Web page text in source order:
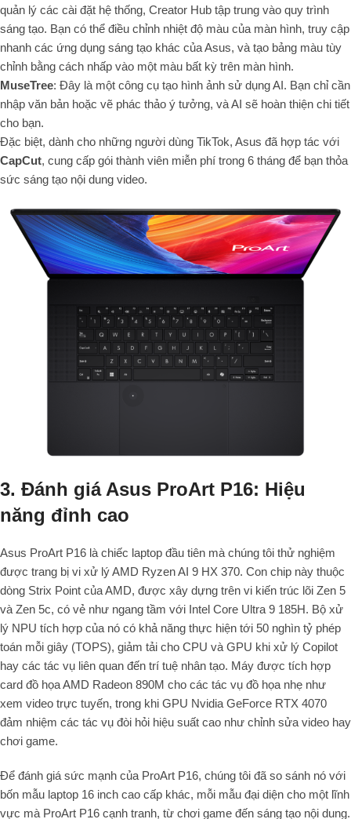
quản lý các cài đặt hệ thống, Creator Hub tập trung vào quy trình
sáng tạo. Bạn có thể điều chỉnh nhiệt độ màu của màn hình, truy cập
nhanh các ứng dụng sáng tạo khác của Asus, và tạo bảng màu tùy
chỉnh bằng cách nhấp vào một màu bất kỳ trên màn hình.
MuseTree: Đây là một công cụ tạo hình ảnh sử dụng AI. Bạn chỉ cần
nhập văn bản hoặc vẽ phác thảo ý tưởng, và AI sẽ hoàn thiện chi tiết
cho bạn.
Đặc biệt, dành cho những người dùng TikTok, Asus đã hợp tác với
CapCut, cung cấp gói thành viên miễn phí trong 6 tháng để bạn thỏa
sức sáng tạo nội dung video.
3. Đánh giá Asus ProArt P16: Hiệu
năng đỉnh cao
Asus ProArt P16 là chiếc laptop đầu tiên mà chúng tôi thử nghiệm
được trang bị vi xử lý AMD Ryzen AI 9 HX 370. Con chip này thuộc
dòng Strix Point của AMD, được xây dựng trên vi kiến trúc lõi Zen 5
và Zen 5c, có vẻ như ngang tầm với Intel Core Ultra 9 185H. Bộ xử
lý NPU tích hợp của nó có khả năng thực hiện tới 50 nghìn tỷ phép
toán mỗi giây (TOPS), giảm tải cho CPU và GPU khi xử lý Copilot
hay các tác vụ liên quan đến trí tuệ nhân tạo. Máy được tích hợp
card đồ họa AMD Radeon 890M cho các tác vụ đồ họa nhẹ như
xem video trực tuyến, trong khi GPU Nvidia GeForce RTX 4070
đảm nhiệm các tác vụ đòi hỏi hiệu suất cao như chỉnh sửa video hay
chơi game.
Để đánh giá sức mạnh của ProArt P16, chúng tôi đã so sánh nó với
bốn mẫu laptop 16 inch cao cấp khác, mỗi mẫu đại diện cho một lĩnh
vực mà ProArt P16 cạnh tranh, từ chơi game đến sáng tạo nội dung.